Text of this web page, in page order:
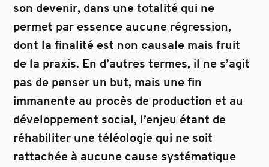
son devenir, dans une totalité qui ne
permet par essence aucune régression,
dont la finalité est non causale mais fruit
de la praxis. En d’autres termes, il ne s’agit
pas de penser un but, mais une fin
immanente au procès de production et au
développement social, l’enjeu étant de
réhabiliter une téléologie qui ne soit
rattachée à aucune cause systématique